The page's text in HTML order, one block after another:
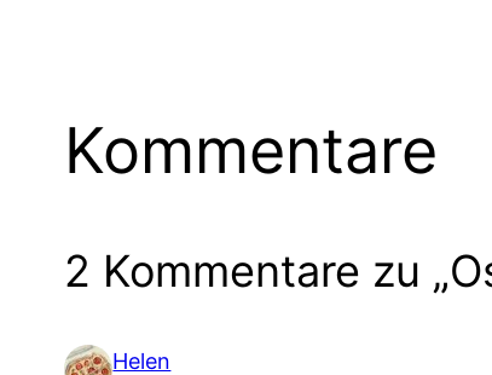
Kommentare
2 Kommentare zu
Helen